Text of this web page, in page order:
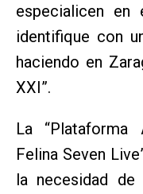
especialicen
identifique con
haciendo en
XXI”.
La “Plataforma
Felina Seven
la necesidad